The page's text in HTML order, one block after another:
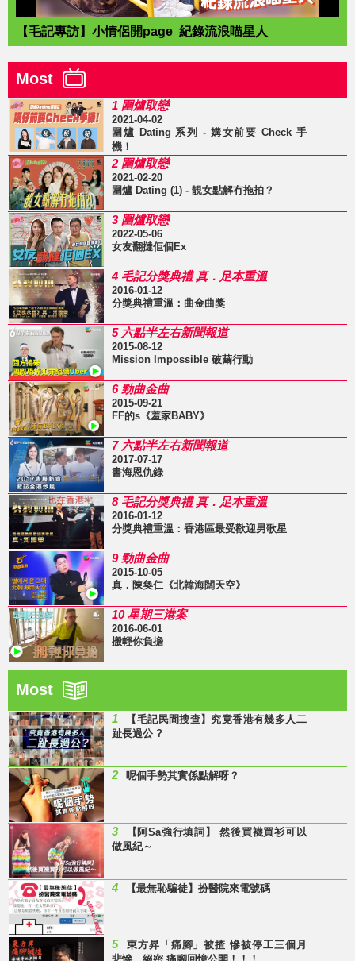
【毛記專訪】小情侶開page 紀錄流浪喵星人
Most
1 圍爐取戀
2021-04-02
圍爐 Dating 系列 - 媾女前要 Check 手
機！
2 圍爐取戀
2021-02-20
圍爐 Dating (1) - 靚女點解冇拖拍？
3 圍爐取戀
2022-05-06
女友翻撻佢個Ex
4 毛記分獎典禮 真．足本重溫
2016-01-12
分獎典禮重溫：曲金曲獎
5 六點半左右新聞報道
2015-08-12
Mission Impossible 破繭行動
6 勁曲金曲
2015-09-21
FF的s《羞家BABY》
7 六點半左右新聞報道
2017-07-17
書海恩仇錄
8 毛記分獎典禮 真．足本重溫
2016-01-12
分獎典禮重溫：香港區最受歡迎男歌星
9 勁曲金曲
2015-10-05
真．陳奐仁《北韓海闊天空》
10 星期三港案
2016-06-01
搬輕你負擔
Most
1
【毛記民間搜查】究竟香港有幾多人二
趾長過公 ?
2 呢個手勢其實係點解呀？
3
【阿Sa強行填詞】 然後買襪買衫可以
做風紀～
4 【最無恥騙徒】扮醫院來電號碼
5
東方昇「痛腳」被揸 慘被停工三個月